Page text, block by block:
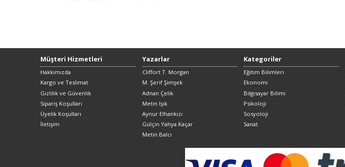
Müşteri Hizmetleri
Hakkımızda
Kargo ve Teslimat
Gizlilik ve Güvenlik
Sipariş Koşulları
Üyelik Koşulları
İletişim
Yazarlar
Cliffort T. Morgan
M. Şerif Şimşek
Adnan Çelik
Metin Işık
Aynur Elhankızı
Gülçin Yahya Kaçar
Metin Balcı
Kategoriler
Eğitim Bilimleri
Ekonomi
Bilgisayar Bilimi
Psikoloji
Sosyoloji
Sanat